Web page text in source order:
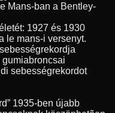
Mans-ban a Bentley-
1927 és 1930
le mans-i versenyt.
sebességrekordot
1935-ben újabb